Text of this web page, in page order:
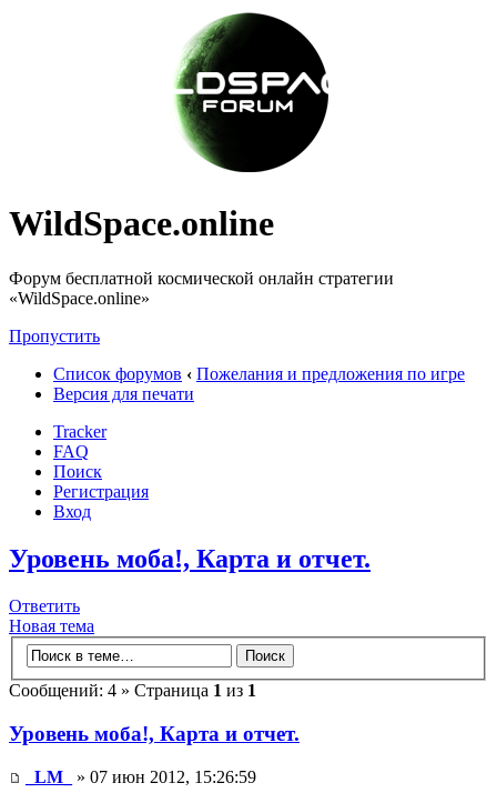
WildSpace.online
Форум бесплатной космической онлайн стратегии
«WildSpace.online»
Пропустить
Список форумов ‹ Пожелания и предложения по игре
Версия для печати
Tracker
FAQ
Поиск
Регистрация
Вход
Уровень моба!, Карта и отчет.
Ответить
Новая тема
Сообщений: 4 » Страница 1 из 1
Уровень моба!, Карта и отчет.
_LM_
» 07 июн 2012, 15:26:59